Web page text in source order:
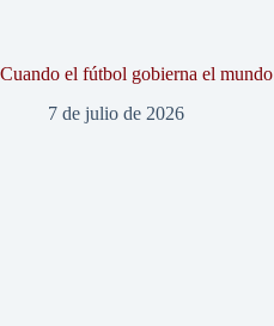
Cuando el fútbol gobierna el mundo
7 de julio de 2026